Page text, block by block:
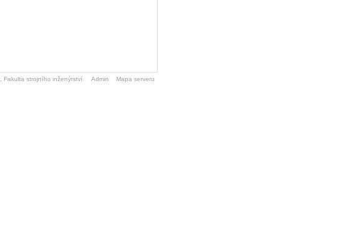
Fakulta strojního inženýrství Admin Mapa serveru